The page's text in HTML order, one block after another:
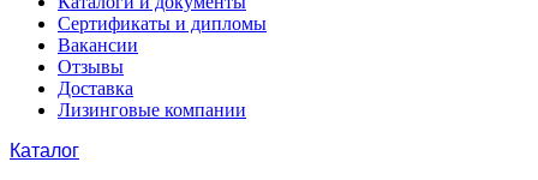
Сертификаты и дипломы
Вакансии
Отзывы
Доставка
Лизинговые компании
Каталог